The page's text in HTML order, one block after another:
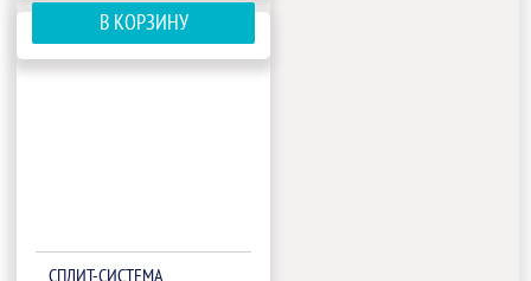
В КОРЗИНУ
СПЛИТ-СИСТЕМА